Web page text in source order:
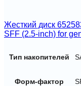
Жесткий диск
SFF (2.5-inch) for
Тип накопителей
Форм-фактор